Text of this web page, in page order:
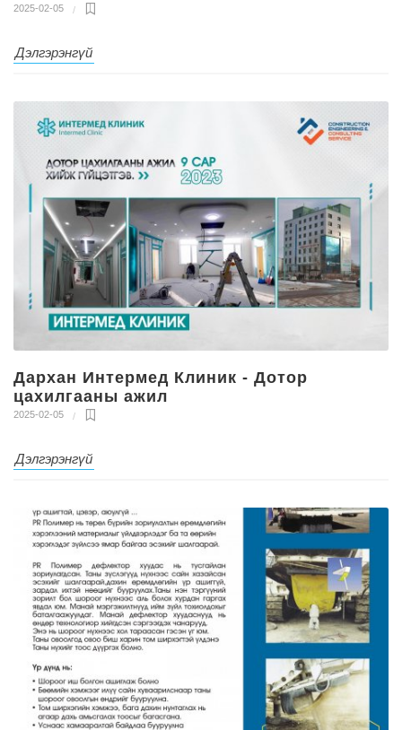
2025-02-05
Дэлгэрэнгүй
Дархан Интермед Клиник - Дотор
цахилгааны ажил
2025-02-05
Дэлгэрэнгүй